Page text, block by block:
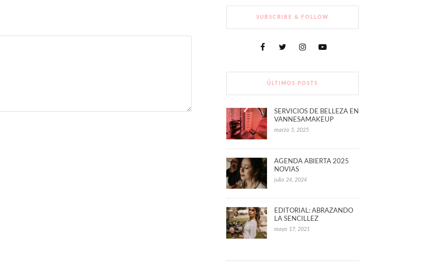
SUBSCRIBE & FOLLOW
ÚLTIMOS POSTS
SERVICIOS DE BELLEZA EN
VANNESAMAKEUP
marzo 5, 2025
AGENDA ABIERTA 2025
NOVIAS
julio 24, 2024
EDITORIAL: ABRAZANDO
LA SENCILLEZ
mayo 17, 2021